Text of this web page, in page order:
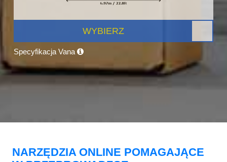
WYBIERZ
Specyfikacja Vana
NARZĘDZIA ONLINE POMAGAJĄCE